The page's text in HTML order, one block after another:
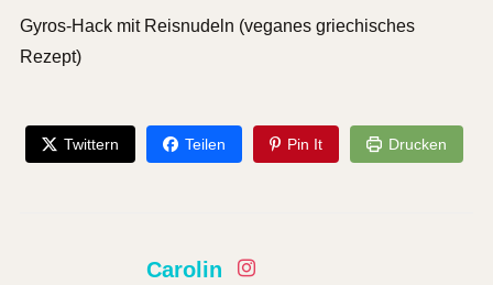
Gyros-Hack mit Reisnudeln (veganes griechisches
Rezept)
Twittern Teilen Pin It Drucken
Carolin